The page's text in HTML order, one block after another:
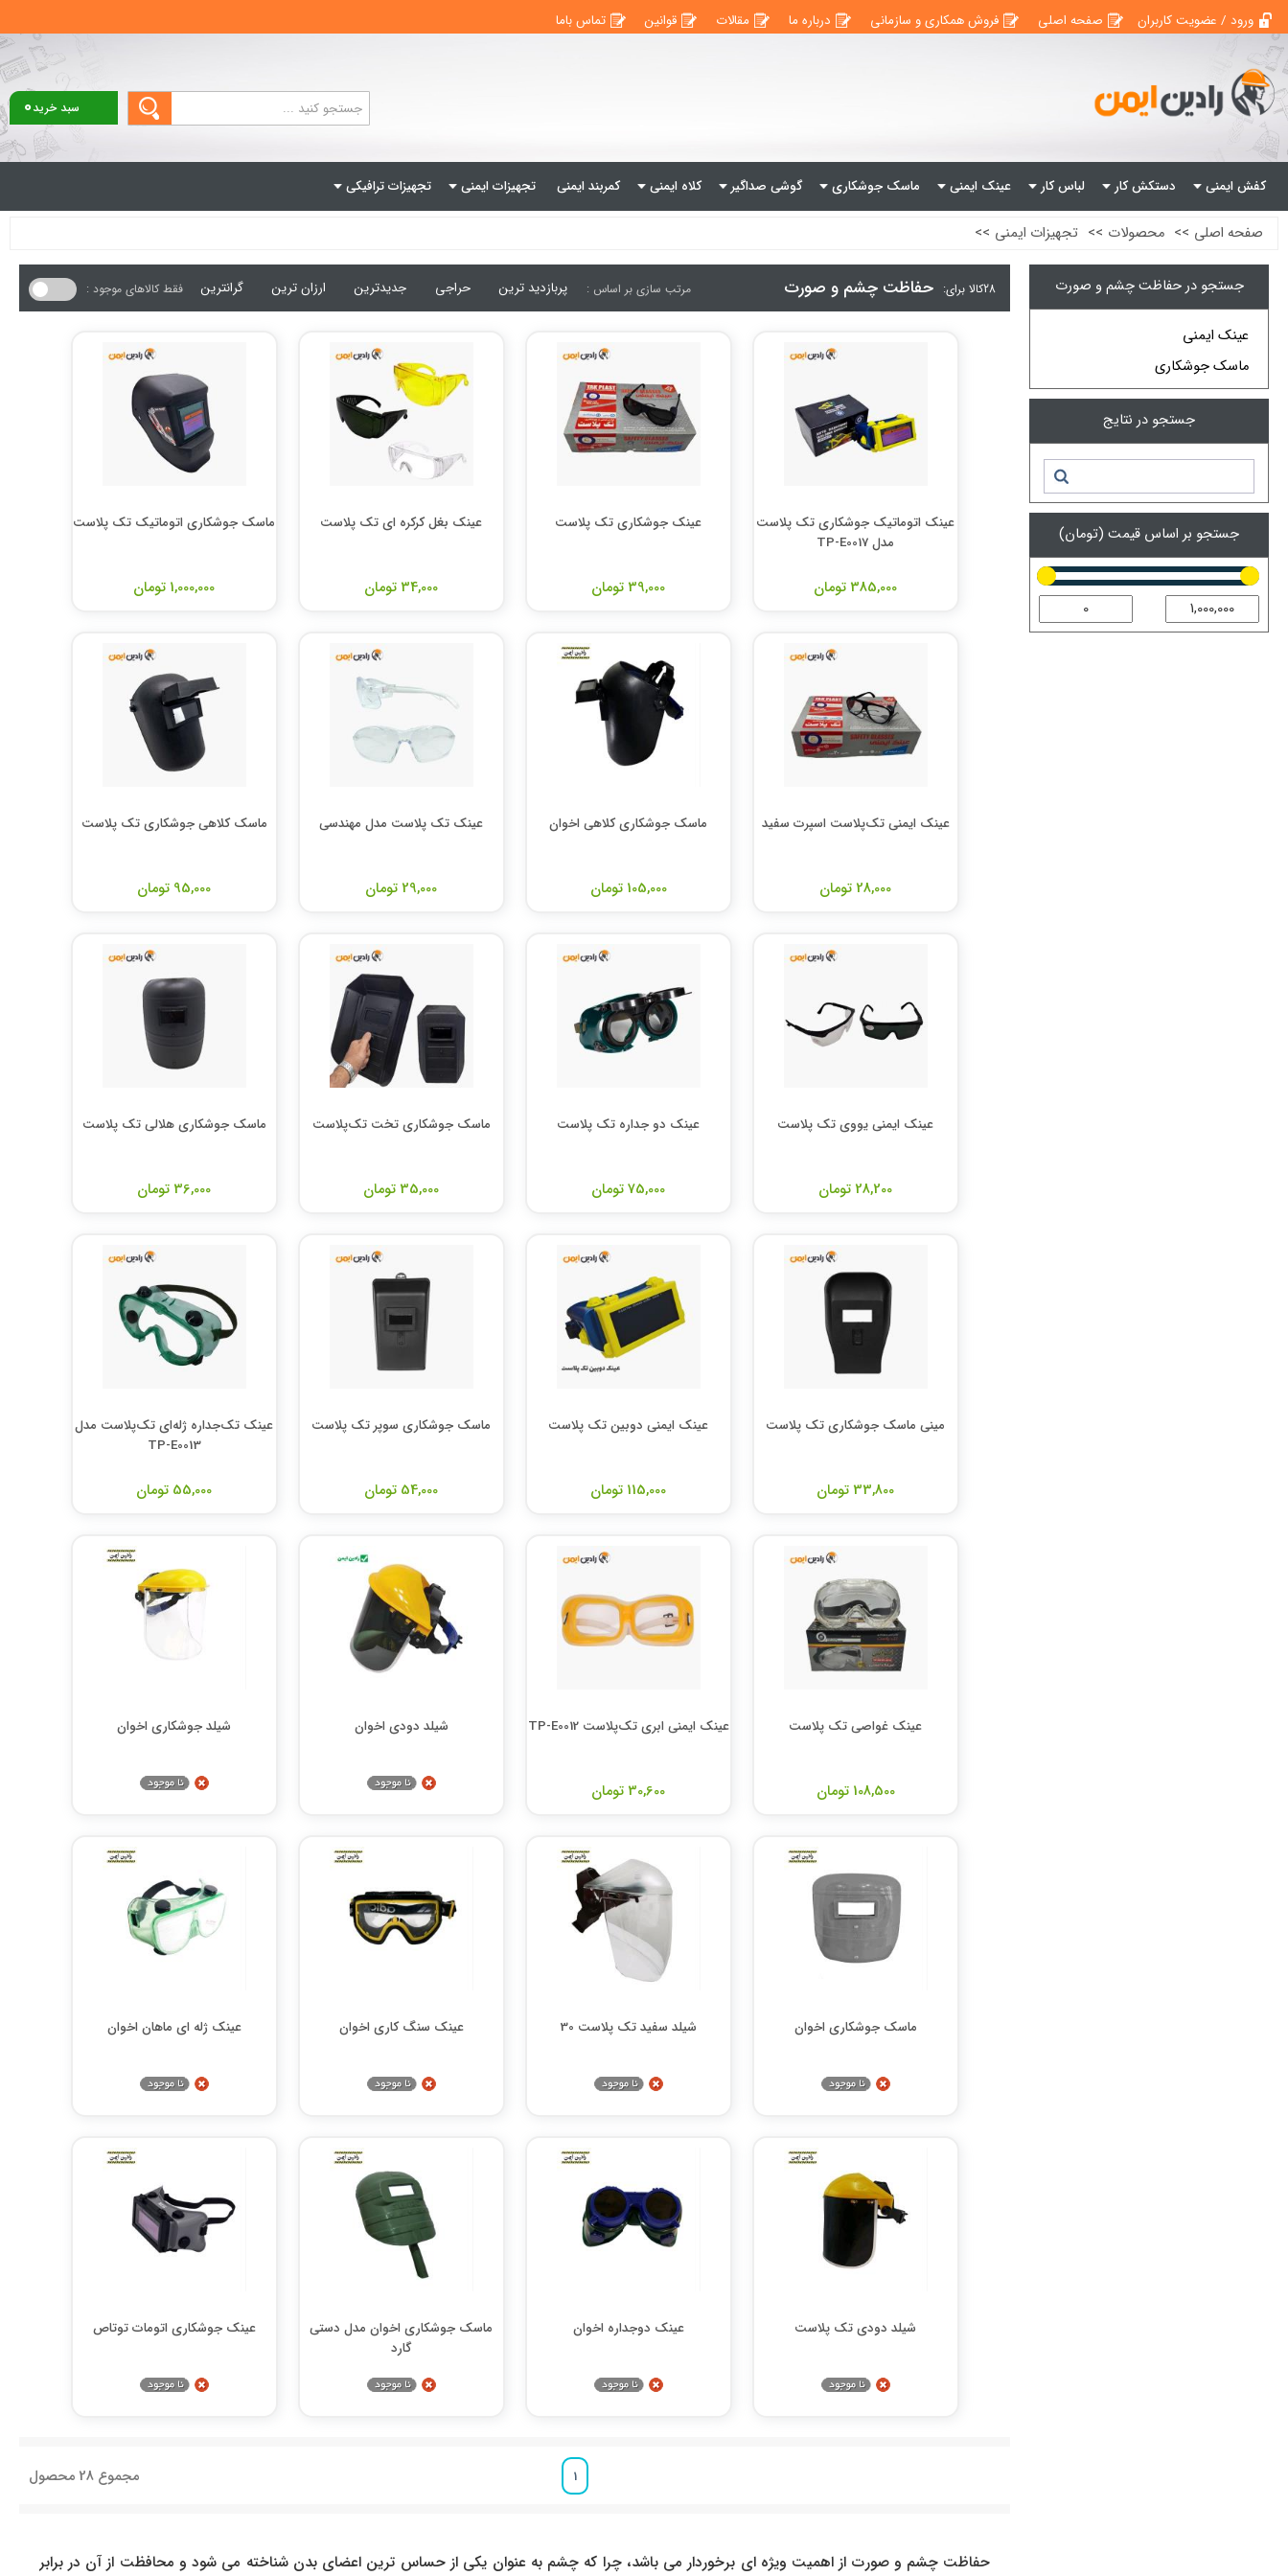
ورود / عضویت کاربران صفحه اصلی فروش همکاری و سازمانی درباره ما مقالات قوانین تماس باما
سبد خرید0
کفش ایمنی دستکش کار لباس کار عینک ایمنی ماسک جوشکاری گوشی صداگیر کلاه ایمنی کمربند ایمنی تجهیزات ایمنی تجهیزات ترافیکی
صفحه اصلی >> محصولات >> تجهیزات ایمنی >>
جستجو در حفاظت چشم و صورت
عینک ایمنی
ماسک جوشکاری
جستجو در نتایج
جستجو بر اساس قیمت (تومان)
28کالا برای: حفاظت چشم و صورت مرتب سازی بر اساس : پربازدید ترین حراجی جدیدترین ارزان ترین گرانترین فقط کالاهای موجود :
عینک اتوماتیک جوشکاری تک پلاست
مدل TP-E0017
385,000 تومان
عینک جوشکاری تک پلاست
39,000 تومان
عینک بغل کرکره ای تک پلاست
34,000 تومان
ماسک جوشکاری اتوماتیک تک پلاست
1,000,000 تومان
عینک ایمنی تک‌پلاست اسپرت سفید
28,000 تومان
ماسک جوشکاری کلاهی اخوان
105,000 تومان
عینک تک پلاست مدل مهندسی
29,000 تومان
ماسک کلاهی جوشکاری تک پلاست
95,000 تومان
عینک ایمنی یووی تک پلاست
28,200 تومان
عینک دو جداره تک پلاست
75,000 تومان
ماسک جوشکاری تخت تک‌پلاست
35,000 تومان
ماسک جوشکاری هلالی تک پلاست
36,000 تومان
مینی ماسک جوشکاری تک پلاست
33,800 تومان
عینک ایمنی دوبین تک پلاست
115,000 تومان
ماسک جوشکاری سوپر تک پلاست
54,000 تومان
عینک تک‌جداره ژله‌ای تک‌پلاست مدل
TP-E0013
55,000 تومان
عینک غواصی تک پلاست
108,500 تومان
عینک ایمنی ابری تک‌پلاست TP-E0012
30,600 تومان
شیلد دودی اخوان شیلد جوشکاری اخوان
ماسک جوشکاری اخوان شیلد سفید تک پلاست 30 عینک سنگ کاری اخوان عینک ژله ای ماهان اخوان
شیلد دودی تک پلاست عینک دوجداره اخوان
ماسک جوشکاری اخوان مدل دستی
گارد
عینک جوشکاری اتومات توتاص
1 مجموع 28 محصول
حفاظت چشم و صورت از اهمیت ویژه ای برخوردار می باشد، چرا که چشم به عنوان یکی از حساس ترین اعضای بدن شناخته می شود و محافظت از آن در برابر